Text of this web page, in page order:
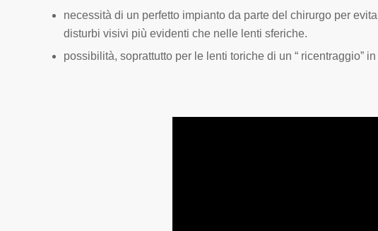
necessità di un perfetto impianto da parte del chirurgo per
disturbi visivi più evidenti che nelle lenti sferiche.
possibilità, soprattutto per le lenti toriche di un “ ricentraggio”